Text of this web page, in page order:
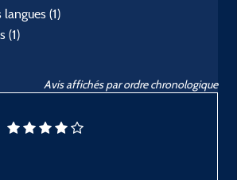
(1)
(1)
Avis affichés par ordre chronologique